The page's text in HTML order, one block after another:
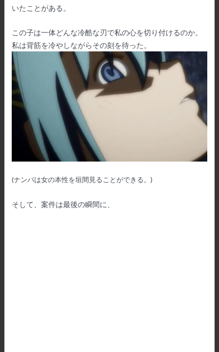
いたことがある。
この子は一体どんな冷酷な刃で私の心を切り付けるのか。
私は背筋を冷やしながらその刻を待った。
(ナンパは女の本性を垣間見ることができる。)
そして、案件は最後の瞬間に、